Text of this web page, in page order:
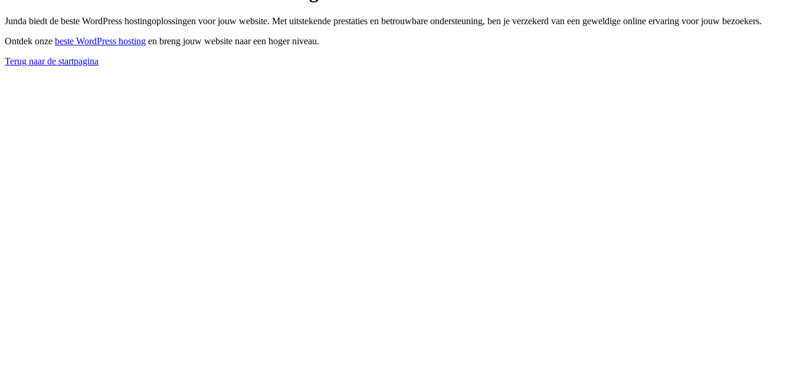
Junda biedt de beste WordPress hostingoplossingen voor jouw website. Met uitstekende prestaties en betrouwbare ondersteuning, ben je verzekerd van een geweldige online ervaring voor jouw bezoekers.
Ontdek onze beste WordPress hosting en breng jouw website naar een hoger niveau.
Terug naar de startpagina